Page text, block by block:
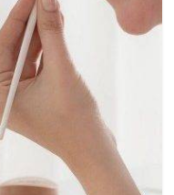
Fitness-
muschi